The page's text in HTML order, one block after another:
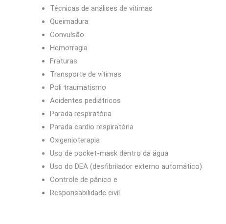
Técnicas de análises de vítimas
Queimadura
Convulsão
Hemorragia
Fraturas
Transporte de vítimas
Poli traumatismo
Acidentes pediátricos
Parada respiratória
Parada cardio respiratória
Oxigenioterapia
Uso de pocket-mask dentro da água
Uso do DEA (desfibrilador externo automático)
Controle de pânico e
Responsabilidade civil